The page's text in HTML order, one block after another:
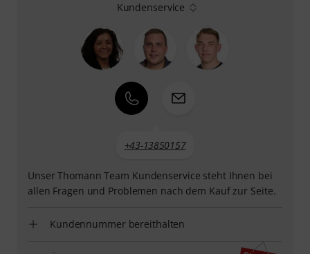
Kundenservice
+43-13850157
Unser Thomann Team Kundenservice steht Ihnen bei
allen Fragen und Problemen nach dem Kauf zur Seite.
Kundennummer bereithalten